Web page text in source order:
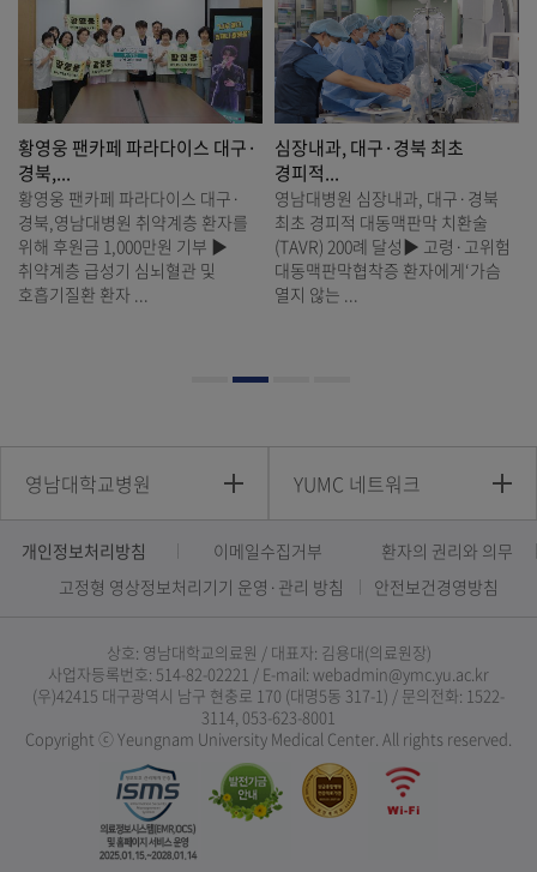
·
를
심장내과, 대구·경북 최초
경피적...
영남대병원 심장내과, 대구·경북
최초 경피적 대동맥판막 치환술
(TAVR) 200례 달성▶ 고령·고위험
대동맥판막협착증 환자에게‘가슴
열지 않는 ...
영남대 의대 학술지(JYMS), I...
영남대 의대 학술지(JYMS),
Factor 2.0 달성… “연구 역량으로
다진 의료 경쟁력”▶
등재에 이어 ...
영남대학교병원 YUMC 네트워크
개인정보처리방침 이메일수집거부
환자의 권리와 의무
고정형 영상정보처리기기 운영·관리 방침
안전보건경영방침
상호: 영남대학교의료원 / 대표자: 김용대(의료원장)
사업자등록번호: 514-82-02221 / E-mail: webadmin@ymc.yu.ac.kr
(우)42415 대구광역시 남구 현충로 170 (대명5동 317-1) / 문의전화: 1522-
3114, 053-623-8001
Copyright ⓒ Yeungnam University Medical Center. All rights reserved.